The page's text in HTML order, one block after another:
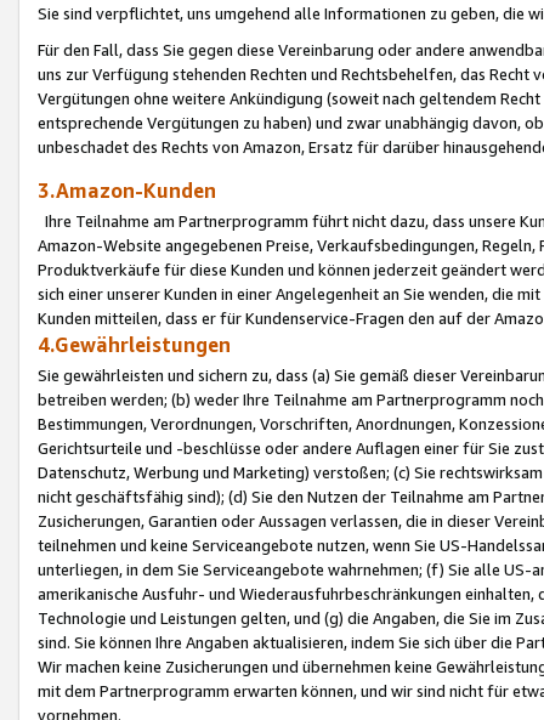
Sie sind verpflichtet, uns umgehend alle Informationen zu geben, die
Für den Fall, dass Sie gegen diese Vereinbarung oder andere
uns zur Verfügung stehenden Rechten und Rechtsbehelfen, das
Vergütungen ohne weitere Ankündigung (soweit nach geltendem
entsprechende Vergütungen zu haben) und zwar unabhängig davon,
unbeschadet des Rechts von Amazon, Ersatz für darüber
3.Amazon-Kunden
Ihre Teilnahme am Partnerprogramm führt nicht dazu, dass unsere
Amazon-Website angegebenen Preise, Verkaufsbedingungen,
Produktverkäufe für diese Kunden und können jederzeit geändert
sich einer unserer Kunden in einer Angelegenheit an Sie wenden, die
Kunden mitteilen, dass er für Kundenservice-Fragen den auf der
4.Gewährleistungen
Sie gewährleisten und sichern zu, dass (a) Sie gemäß dieser
betreiben werden; (b) weder Ihre Teilnahme am Partnerprogramm
Bestimmungen, Verordnungen, Vorschriften, Anordnungen,
Gerichtsurteile und -beschlüsse oder andere Auflagen einer für Sie
Datenschutz, Werbung und Marketing) verstoßen; (c) Sie
nicht geschäftsfähig sind); (d) Sie den Nutzen der Teilnahme am
Zusicherungen, Garantien oder Aussagen verlassen, die in dieser
teilnehmen und keine Serviceangebote nutzen, wenn Sie US-
unterliegen, in dem Sie Serviceangebote wahrnehmen; (f) Sie alle
amerikanische Ausfuhr- und Wiederausfuhrbeschränkungen
Technologie und Leistungen gelten, und (g) die Angaben, die Sie im
sind. Sie können Ihre Angaben aktualisieren, indem Sie sich über die
Wir machen keine Zusicherungen und übernehmen keine
mit dem Partnerprogramm erwarten können, und wir sind nicht für
vornehmen.